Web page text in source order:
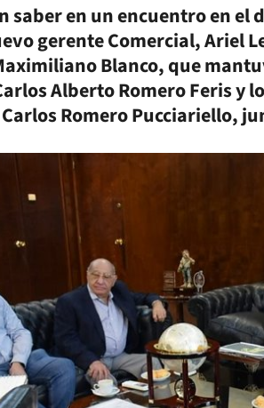
saber en un encuentro en
gerente Comercial, Ariel
Blanco, que
Alberto Romero Feris y
Romero Pucciariello,